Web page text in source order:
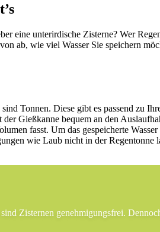
eine unterirdische Zisterne? Wer
ab, wie viel Wasser Sie speichern
Tonnen. Diese gibt es passend zu
Gießkanne bequem an den
fasst. Um das gespeicherte
wie Laub nicht in der Regentonne
Zisternen genehmigungsfrei.